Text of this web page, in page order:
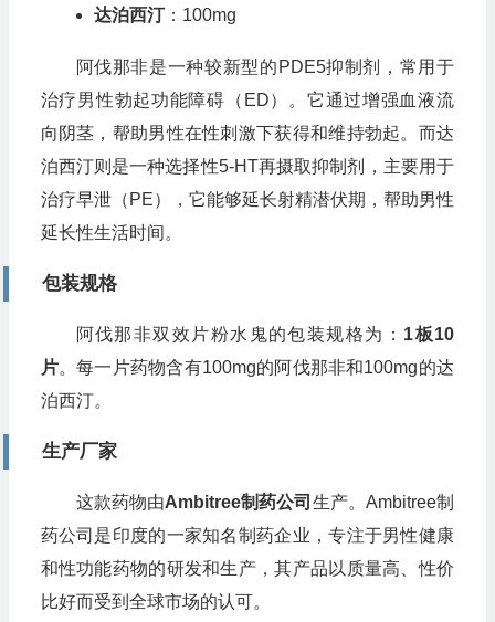
达泊西汀：100mg
阿伐那非是一种较新型的PDE5抑制剂，常用于
治疗男性勃起功能障碍（ED）。它通过增强血液流
向阴茎，帮助男性在性刺激下获得和维持勃起。而达
泊西汀则是一种选择性5-HT再摄取抑制剂，主要用于
治疗早泄（PE），它能够延长射精潜伏期，帮助男性
延长性生活时间。
包装规格
阿伐那非双效片粉水鬼的包装规格为： 1板10
片。每一片药物含有100mg的阿伐那非和100mg的达
泊西汀。
生产厂家
这款药物由Ambitree制药公司 生产。Ambitree制
药公司是印度的一家知名制药企业，专注于男性健康
和性功能药物的研发和生产，其产品以质量高、性价
比好而受到全球市场的认可。